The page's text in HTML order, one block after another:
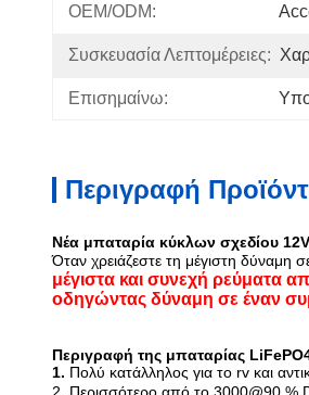
OEM/ODM:
Συσκευασία Λεπτομέρειες:
Επισημαίνω:
Περιγραφή
Νέα μπαταρία κύκλων σχεδίου
Όταν χρειάζεστε τη μέγιστη δύναμη
μέγιστα και συνεχή ρεύματα
οδηγώντας δύναμη σε έναν
Περιγραφή της μπαταρίας
1. Πολύ κατάλληλος για το rv και